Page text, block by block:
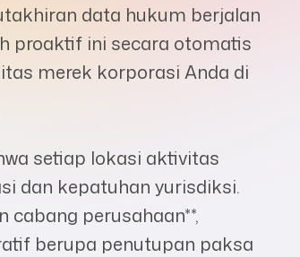
data hukum berjalan
proaktif ini secara otomatis
merek korporasi Anda di
setiap lokasi aktivitas
dan kepatuhan yurisdiksi.
perusahaan**,
berupa penutupan paksa